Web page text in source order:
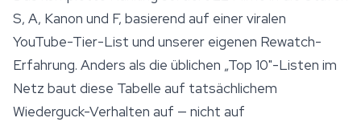
S, A, Kanon und F, basierend auf einer viralen
YouTube-Tier-List und unserer eigenen Rewatch-
Erfahrung. Anders als die üblichen „Top 10"-Listen im
Netz baut diese Tabelle auf tatsächlichem
Wiederguck-Verhalten auf — nicht auf